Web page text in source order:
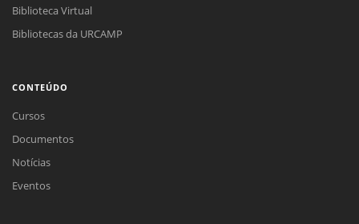
Biblioteca Virtual
Bibliotecas da URCAMP
CONTEÚDO
Cursos
Documentos
Notícias
Eventos